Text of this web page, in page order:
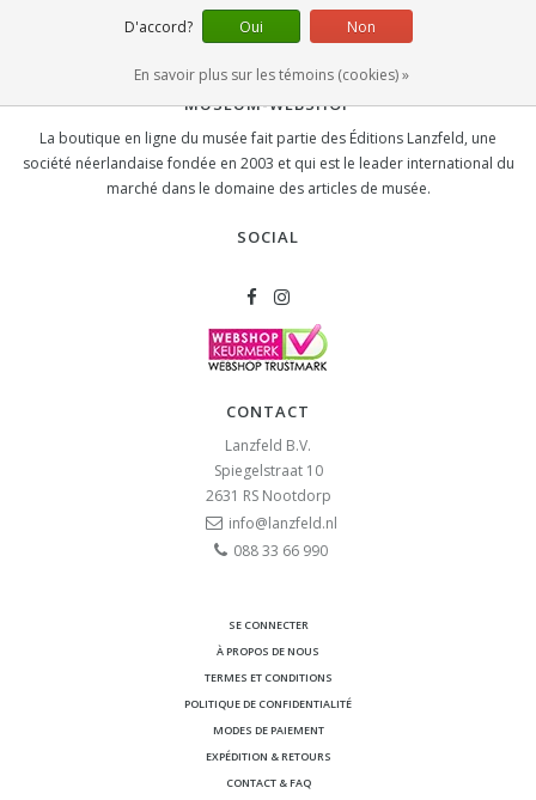
MUSEUM-WEBSHOP
La boutique en ligne du musée fait partie des Éditions Lanzfeld, une
société néerlandaise fondée en 2003 et qui est le leader international du
marché dans le domaine des articles de musée.
SOCIAL
CONTACT
Lanzfeld B.V.
Spiegelstraat 10
2631 RS Nootdorp
info@lanzfeld.nl
088 33 66 990
SE CONNECTER
À PROPOS DE NOUS
TERMES ET CONDITIONS
POLITIQUE DE CONFIDENTIALITÉ
MODES DE PAIEMENT
EXPÉDITION & RETOURS
CONTACT & FAQ
D'accord? Oui Non
En savoir plus sur les témoins (cookies) »